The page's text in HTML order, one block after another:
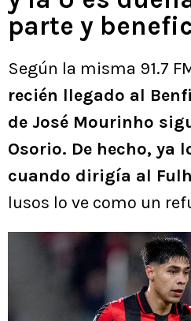
parte y
Según la misma 91.7
recién llegado al
de José Mourinho
Osorio. De hecho, ya
cuando dirigía al
lusos lo ve como un